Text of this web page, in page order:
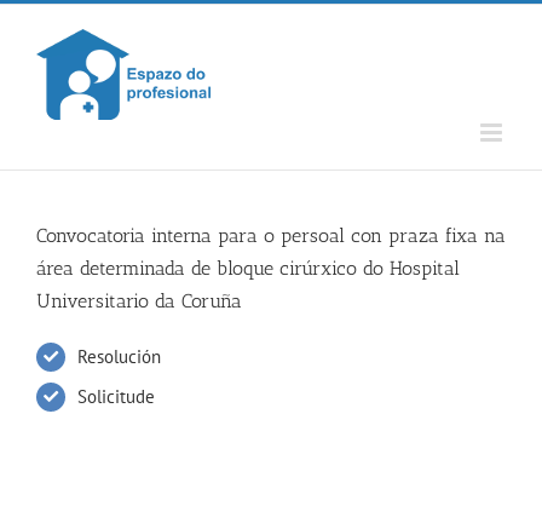
Skip
content
Convocatoria interna para o persoal con praza fixa na
área determinada de bloque cirúrxico do Hospital
Universitario da Coruña
Resolución
Solicitude